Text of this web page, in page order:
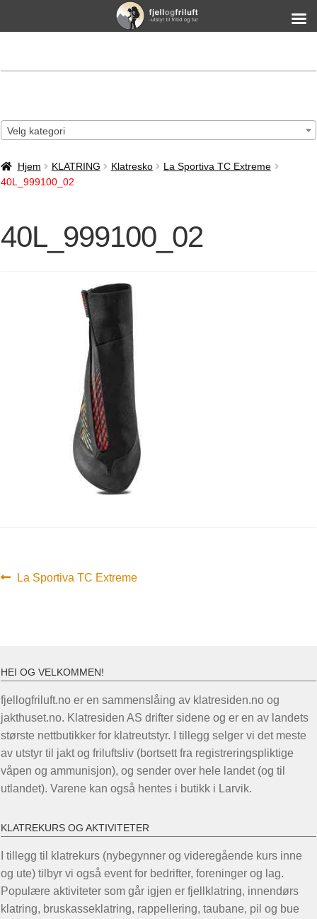
Velg kategori
Hjem KLATRING Klatresko
La Sportiva TC Extreme
40L_999100_02
40L_999100_02
Innleggsnavigasjon
Forrige
La Sportiva TC Extreme
HEI OG VELKOMMEN!
fjellogfriluft.no er en sammenslåing av klatresiden.no og
jakthuset.no. Klatresiden AS drifter sidene og er en av landets
største nettbutikker for klatreutstyr. I tillegg selger vi det meste
av utstyr til jakt og friluftsliv (bortsett fra registreringspliktige
våpen og ammunisjon), og sender over hele landet (og til
utlandet). Varene kan også hentes i butikk i Larvik.
KLATREKURS OG AKTIVITETER
I tillegg til klatrekurs (nybegynner og videregående kurs inne
og ute) tilbyr vi også event for bedrifter, foreninger og lag.
Populære aktiviteter som går igjen er fjellklatring, innendørs
klatring, bruskasseklatring, rappellering, taubane, pil og bue